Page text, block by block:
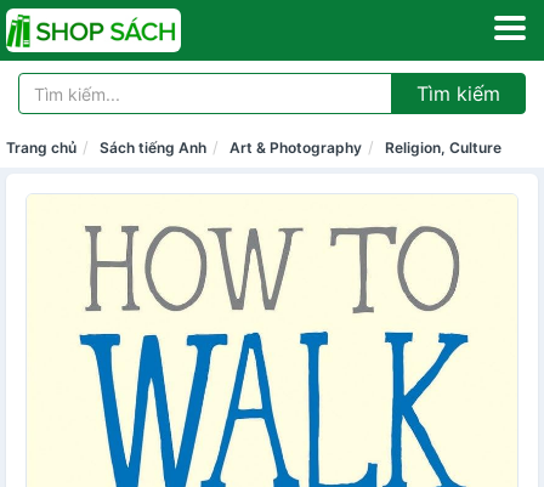
Tìm kiếm
Trang chủ Sách tiếng Anh Art & Photography Religion, Culture